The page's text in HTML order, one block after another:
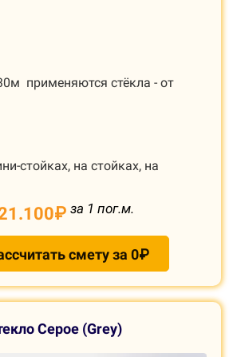
применяются стёкла - от
стойках, на стойках, на
₽ за 1 пог.м.
смету за 0₽
Серое (Grey)